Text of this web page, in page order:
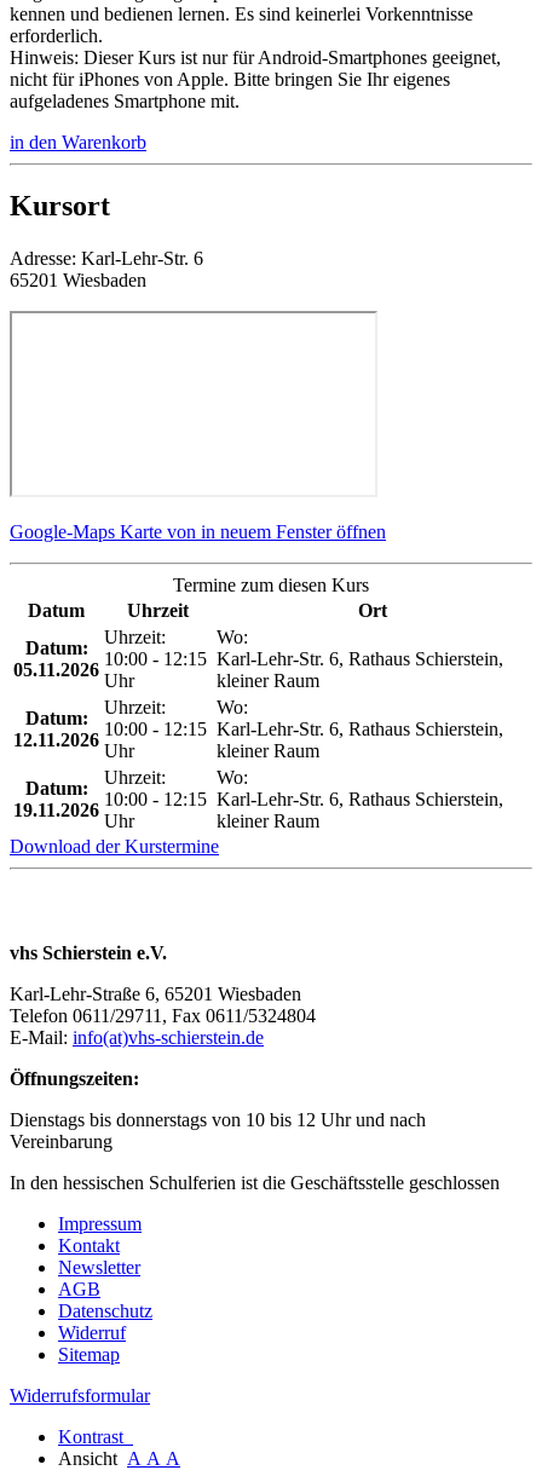
kennen und bedienen lernen. Es sind keinerlei Vorkenntnisse
erforderlich.
Hinweis: Dieser Kurs ist nur für Android-Smartphones geeignet,
nicht für iPhones von Apple. Bitte bringen Sie Ihr eigenes
aufgeladenes Smartphone mit.
in den Warenkorb
Kursort
Adresse: Karl-Lehr-Str. 6
65201 Wiesbaden
Google-Maps Karte von in neuem Fenster öffnen
Termine zum diesen Kurs
Datum
Uhrzeit
Ort
Datum:
05.11.2026
Uhrzeit:
10:00 - 12:15
Uhr
Wo:
Karl-Lehr-Str. 6, Rathaus Schierstein,
kleiner Raum
Datum:
12.11.2026
Uhrzeit:
10:00 - 12:15
Uhr
Wo:
Karl-Lehr-Str. 6, Rathaus Schierstein,
kleiner Raum
Datum:
19.11.2026
Uhrzeit:
10:00 - 12:15
Uhr
Wo:
Karl-Lehr-Str. 6, Rathaus Schierstein,
kleiner Raum
Download der Kurstermine
vhs Schierstein e.V.
Karl-Lehr-Straße 6, 65201 Wiesbaden
Telefon 0611/29711, Fax 0611/5324804
E-Mail: info(at)vhs-schierstein.de
Öffnungszeiten:
Dienstags bis donnerstags von 10 bis 12 Uhr und nach
Vereinbarung
In den hessischen Schulferien ist die Geschäftsstelle geschlossen
Impressum
Kontakt
Newsletter
AGB
Datenschutz
Widerruf
Sitemap
Widerrufsformular
Kontrast
Ansicht A A A